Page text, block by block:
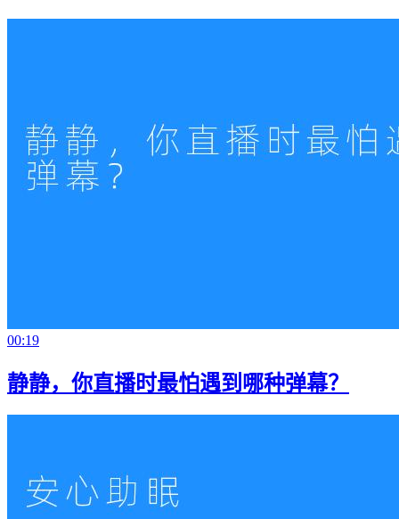
00:19
静静，你直播时最怕遇到哪种弹幕？